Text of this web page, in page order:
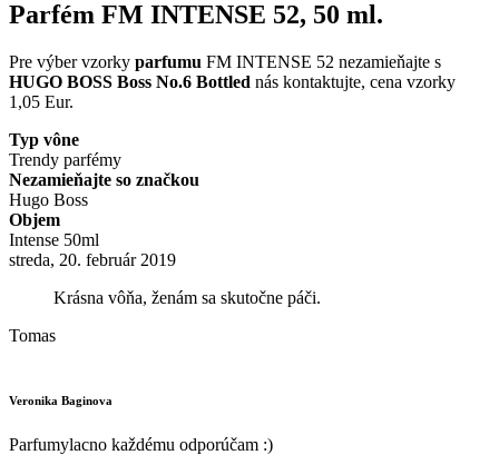
Parfém FM INTENSE 52, 50 ml.
Pre výber vzorky parfumu FM INTENSE 52 nezamieňajte s
HUGO BOSS Boss No.6 Bottled nás kontaktujte, cena vzorky
1,05 Eur.
Typ vône
Trendy parfémy
Nezamieňajte so značkou
Hugo Boss
Objem
Intense 50ml
streda, 20. február 2019
Krásna vôňa, ženám sa skutočne páči.
Tomas
Veronika Baginova
Parfumylacno každému odporúčam :)